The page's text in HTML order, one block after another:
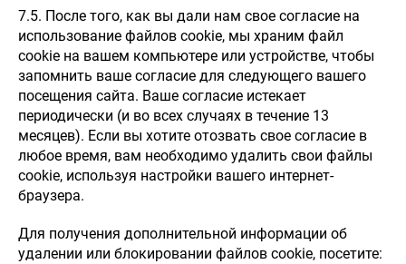
7.5. После того, как вы дали нам свое согласие на
использование файлов cookie, мы храним файл
cookie на вашем компьютере или устройстве, чтобы
запомнить ваше согласие для следующего вашего
посещения сайта. Ваше согласие истекает
периодически (и во всех случаях в течение 13
месяцев). Если вы хотите отозвать свое согласие в
любое время, вам необходимо удалить свои файлы
cookie, используя настройки вашего интернет-
браузера.
Для получения дополнительной информации об
удалении или блокировании файлов cookie, посетите: